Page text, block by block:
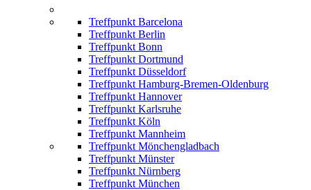
Treffpunkt Barcelona
Treffpunkt Berlin
Treffpunkt Bonn
Treffpunkt Dortmund
Treffpunkt Düsseldorf
Treffpunkt Hamburg-Bremen-Oldenburg
Treffpunkt Hannover
Treffpunkt Karlsruhe
Treffpunkt Köln
Treffpunkt Mannheim
Treffpunkt Mönchengladbach
Treffpunkt Münster
Treffpunkt Nürnberg
Treffpunkt München